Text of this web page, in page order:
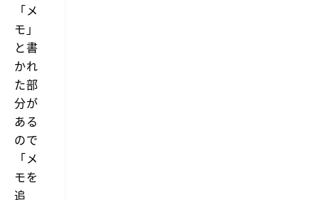
「メ
モ」
と書
かれ
た部
分が
ある
ので
「メ
モを
追